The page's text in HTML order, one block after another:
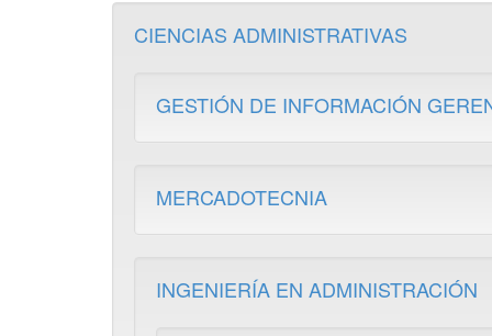
CIENCIAS ADMINISTRATIVAS
GESTIÓN DE INFORMACIÓN
MERCADOTECNIA
INGENIERÍA EN ADMINISTRACIÓN